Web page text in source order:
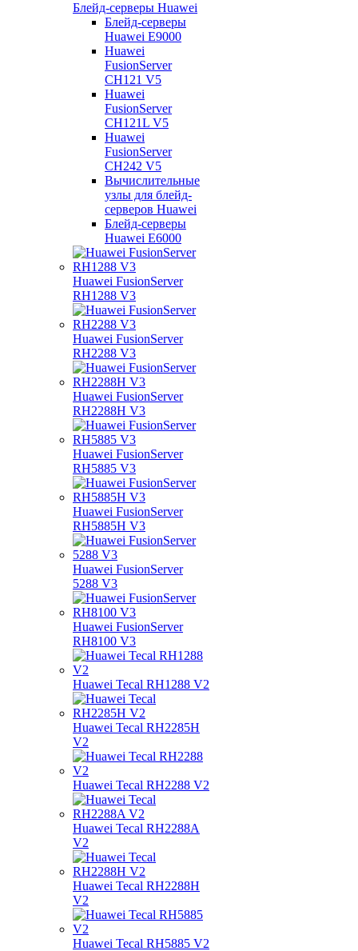
Блейд-серверы Huawei
Блейд-серверы
Huawei E9000
Huawei
FusionServer
CH121 V5
Huawei
FusionServer
CH121L V5
Huawei
FusionServer
CH242 V5
Вычислительные
узлы для блейд-
серверов Huawei
Блейд-серверы
Huawei E6000
Huawei FusionServer
RH1288 V3
Huawei FusionServer
RH2288 V3
Huawei FusionServer
RH2288H V3
Huawei FusionServer
RH5885 V3
Huawei FusionServer
RH5885H V3
Huawei FusionServer
5288 V3
Huawei FusionServer
RH8100 V3
Huawei Tecal RH1288 V2
Huawei Tecal RH2285H
V2
Huawei Tecal RH2288 V2
Huawei Tecal RH2288A
V2
Huawei Tecal RH2288H
V2
Huawei Tecal RH5885 V2